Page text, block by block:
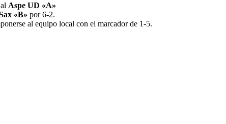
Aspe UD «A»
«B» por 6-2.
al equipo local con el marcador de 1-5.